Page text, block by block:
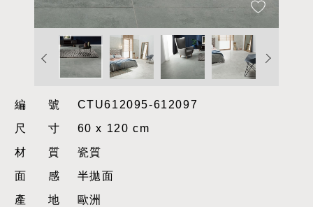
編號CTU612095-612097
尺寸60 x 120 cm
材質瓷質
面感半拋面
產地歐洲